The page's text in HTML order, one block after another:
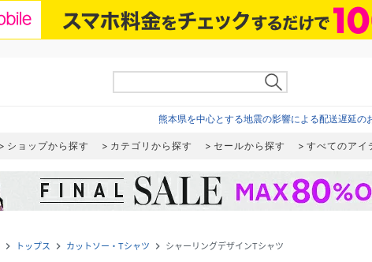
熊本県を中心とする地震の影響による配送遅延の
ショップから探す カテゴリから探す セールから探す すべてのアイ
navigate_next トップス navigate_next カットソー・Tシャツ navigate_next シャーリングデザインTシャツ